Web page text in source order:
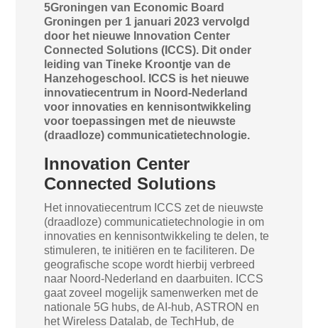
5Groningen van Economic Board
Groningen per 1 januari 2023 vervolgd
door het nieuwe Innovation Center
Connected Solutions (ICCS). Dit onder
leiding van Tineke Kroontje van de
Hanzehogeschool. ICCS is het nieuwe
innovatiecentrum in Noord-Nederland
voor innovaties en kennisontwikkeling
voor toepassingen met de nieuwste
(draadloze) communicatietechnologie.
Innovation Center
Connected Solutions
Het innovatiecentrum ICCS zet de nieuwste
(draadloze) communicatietechnologie in om
innovaties en kennisontwikkeling te delen, te
stimuleren, te initiëren en te faciliteren. De
geografische scope wordt hierbij verbreed
naar Noord-Nederland en daarbuiten. ICCS
gaat zoveel mogelijk samenwerken met de
nationale 5G hubs, de AI-hub, ASTRON en
het Wireless Datalab, de TechHub, de